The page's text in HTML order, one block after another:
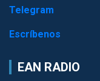
Telegram
Escríbenos
EAN RADIO